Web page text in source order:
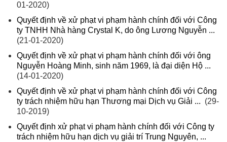
01-2020)
Quyết định về xử phạt vi phạm hành chính đối với Công
ty TNHH Nhà hàng Crystal K, do ông Lương Nguyễn ...
(21-01-2020)
Quyết định về xử phạt vi phạm hành chính đối với ông
Nguyễn Hoàng Minh, sinh năm 1969, là đại diện Hộ ...
(14-01-2020)
Quyết định về xử phạt vi phạm hành chính đối với Công
ty trách nhiệm hữu hạn Thương mại Dịch vụ Giải ... (29-
10-2019)
Quyết định xử phạt vi phạm hành chính đối với Công ty
trách nhiệm hữu hạn dịch vụ giải trí Trung Nguyên, ...